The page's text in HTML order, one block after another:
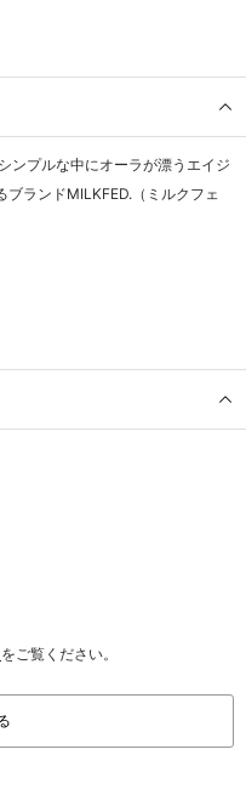
ンプルな中にオーラが漂うエイジ
ランドMILKFED.（ミルクフェ
をご覧ください。